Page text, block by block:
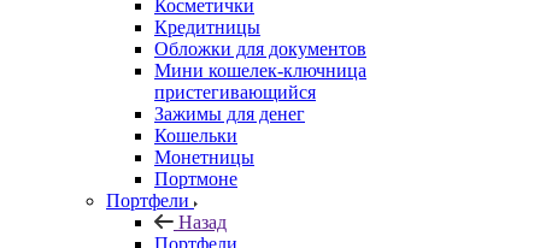
Косметички
Кредитницы
Обложки для документов
Мини кошелек-ключница
пристегивающийся
Зажимы для денег
Кошельки
Монетницы
Портмоне
Портфели
Назад
Портфели